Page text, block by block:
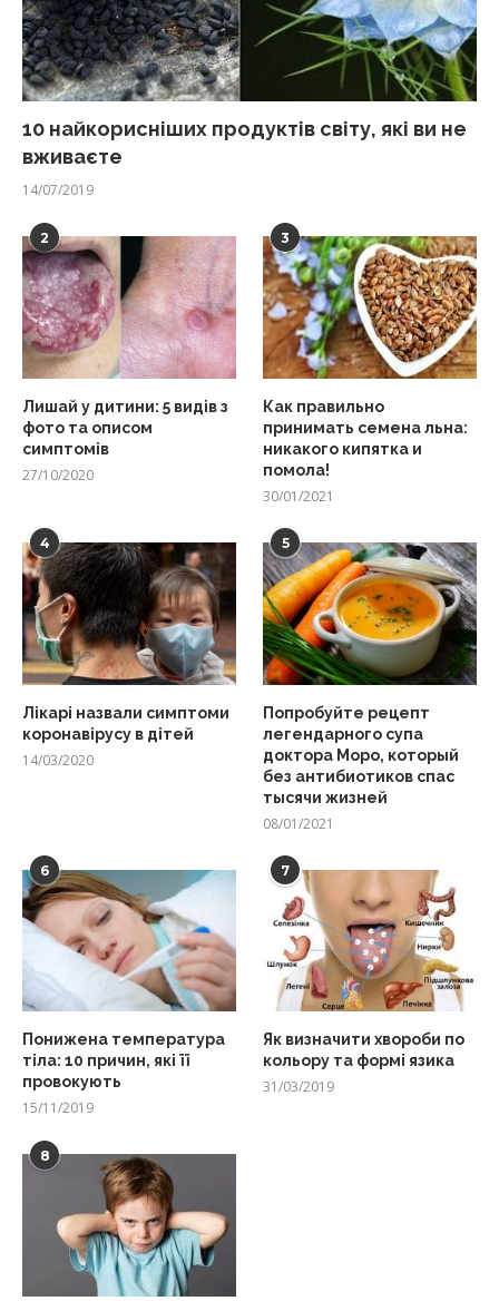
10 найкорисніших продуктів світу, які ви не
вживаєте
14/07/2019
2
Лишай у дитини: 5 видів з
фото та описом
симптомів
27/10/2020
3
Как правильно
принимать семена льна:
никакого кипятка и
помола!
30/01/2021
4
Лікарі назвали симптоми
коронавірусу в дітей
14/03/2020
5
Попробуйте рецепт
легендарного супа
доктора Моро, который
без антибиотиков спас
тысячи жизней
08/01/2021
6
Понижена температура
тіла: 10 причин, які її
провокують
15/11/2019
7
Як визначити хвороби по
кольору та формі язика
31/03/2019
8